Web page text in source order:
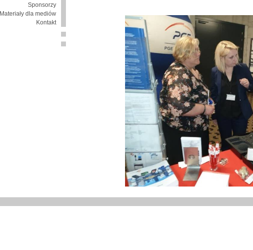
Sponsorzy
Materiały dla mediów
Kontakt